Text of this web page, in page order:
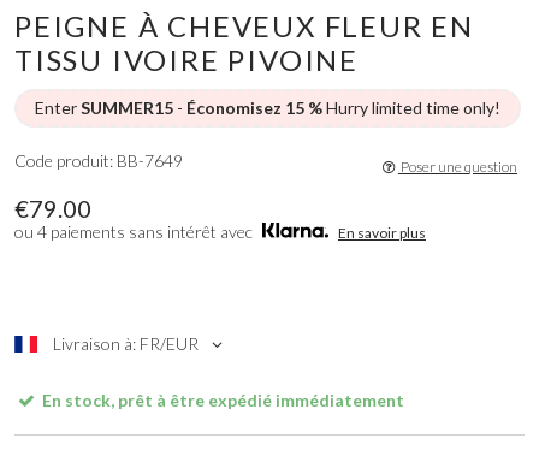
PEIGNE À CHEVEUX FLEUR EN
TISSU IVOIRE PIVOINE
EnterSUMMER15 - Économisez 15 %Hurry limited time only!
€79.00
ou 4 paiements sans intérêt avec En savoir plus
Livraison à: FR/EUR
Code produit: BB-7649 Poser une question
En stock, prêt à être expédié immédiatement